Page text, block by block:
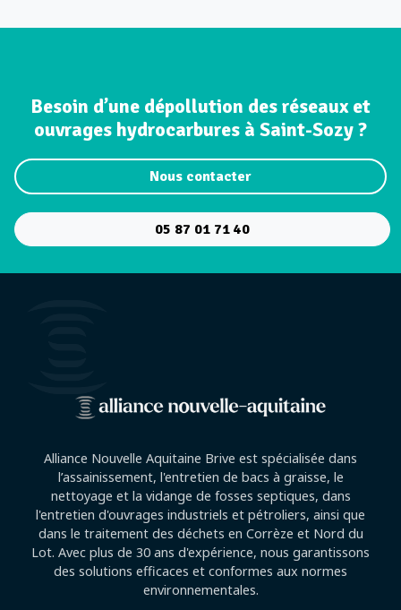
Besoin d’une dépollution des réseaux et
ouvrages hydrocarbures à Saint-Sozy ?
Nous contacter
05 87 01 71 40
Alliance Nouvelle Aquitaine Brive est spécialisée dans
l’assainissement, l'entretien de bacs à graisse, le
nettoyage et la vidange de fosses septiques, dans
l'entretien d'ouvrages industriels et pétroliers, ainsi que
dans le traitement des déchets en Corrèze et Nord du
Lot. Avec plus de 30 ans d'expérience, nous garantissons
des solutions efficaces et conformes aux normes
environnementales.